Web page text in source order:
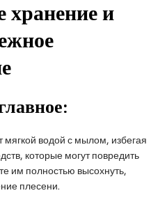
хранение и
мягкой водой с мылом, избегая
которые могут повредить
им полностью высохнуть,
плесени.